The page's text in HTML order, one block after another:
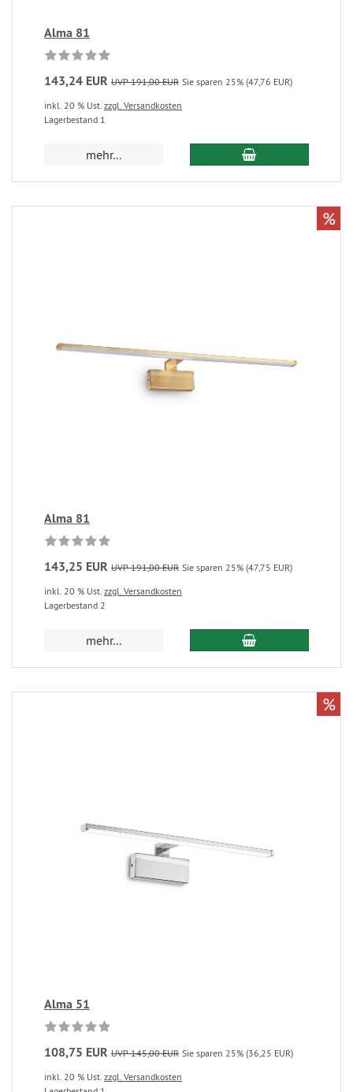
Alma 81
143,24 EUR UVP 191,00 EUR Sie sparen 25% (47,76 EUR)
inkl. 20 % Ust. zzgl. Versandkosten
Lagerbestand 1
mehr...
Alma 81
143,25 EUR UVP 191,00 EUR Sie sparen 25% (47,75 EUR)
inkl. 20 % Ust. zzgl. Versandkosten
Lagerbestand 2
mehr...
%
Alma 51
108,75 EUR UVP 145,00 EUR Sie sparen 25% (36,25 EUR)
inkl. 20 % Ust. zzgl. Versandkosten
%